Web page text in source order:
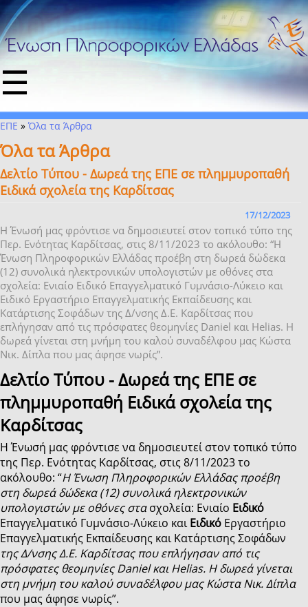
☰
ΕΠΕ » Όλα τα Άρθρα
Όλα τα Άρθρα
Δελτίο Τύπου - Δωρεά της ΕΠΕ σε πλημμυροπαθή
Ειδικά σχολεία της Καρδίτσας
17/12/2023
Η Ένωσή μας φρόντισε να δημοσιευτεί στον τοπικό τύπο της
Περ. Ενότητας Καρδίτσας, στις 8/11/2023 το ακόλουθο: “Η
Ένωση Πληροφορικών Ελλάδας προέβη στη δωρεά δώδεκα
(12) συνολικά ηλεκτρονικών υπολογιστών με οθόνες στα
σχολεία: Ενιαίο Ειδικό Επαγγελματικό Γυμνάσιο-Λύκειο και
Ειδικό Εργαστήριο Επαγγελματικής Εκπαίδευσης και
Κατάρτισης Σοφάδων της Δ/νσης Δ.Ε. Καρδίτσας που
επλήγησαν από τις πρόσφατες θεομηνίες Daniel και Helias. Η
δωρεά γίνεται στη μνήμη του καλού συναδέλφου μας Κώστα
Νικ. Δίπλα που μας άφησε νωρίς”.
Δελτίο Τύπου - Δωρεά της ΕΠΕ σε
πλημμυροπαθή Ειδικά σχολεία της
Καρδίτσας
Η Ένωσή μας φρόντισε να δημοσιευτεί στον τοπικό τύπο
της Περ. Ενότητας Καρδίτσας, στις 8/11/2023 το
ακόλουθο: “Η Ένωση Πληροφορικών Ελλάδας προέβη
στη δωρεά δώδεκα (12) συνολικά ηλεκτρονικών
υπολογιστών με οθόνες στασχολεία: Ενιαίο Ειδικό
Επαγγελματικό Γυμνάσιο-Λύκειο καιΕιδικό Εργαστήριο
Επαγγελματικής Εκπαίδευσης και Κατάρτισης Σοφάδων
της Δ/νσης Δ.Ε. Καρδίτσας που επλήγησαν από τις
πρόσφατες θεομηνίες Daniel και Helias. Η δωρεά γίνεται
στη μνήμη του καλού συναδέλφου μας Κώστα Νικ. Δίπλα
που μας άφησε νωρίς”.